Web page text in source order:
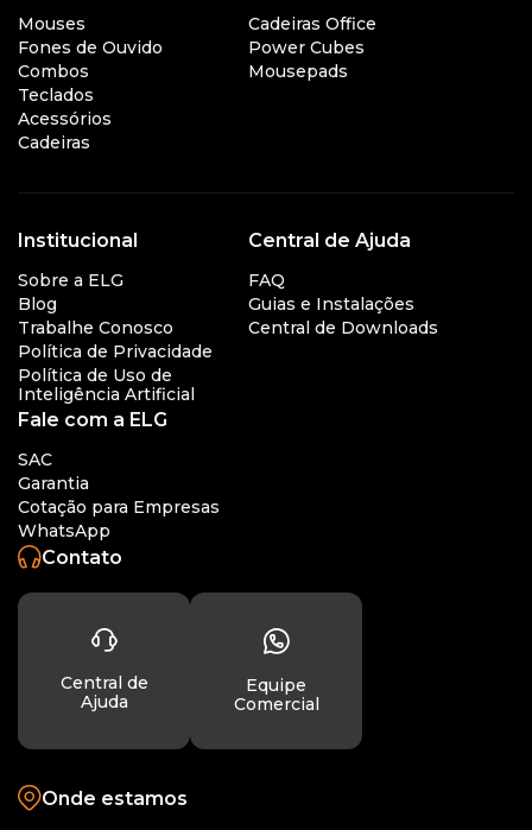
Mouses
Fones de Ouvido
Combos
Teclados
Acessórios
Cadeiras
Cadeiras Office
Power Cubes
Mousepads
Institucional
Sobre a ELG
Blog
Trabalhe Conosco
Política de Privacidade
Política de Uso de
Inteligência Artificial
Central de Ajuda
FAQ
Guias e Instalações
Central de Downloads
Fale com a ELG
SAC
Garantia
Cotação para Empresas
WhatsApp
Contato
Central de
Ajuda
Equipe
Comercial
Onde estamos